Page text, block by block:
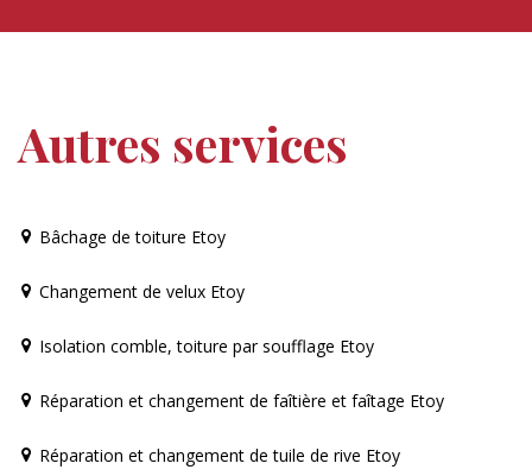
Autres services
Bâchage de toiture Etoy
Changement de velux Etoy
Isolation comble, toiture par soufflage Etoy
Réparation et changement de faîtière et faîtage Etoy
Réparation et changement de tuile de rive Etoy